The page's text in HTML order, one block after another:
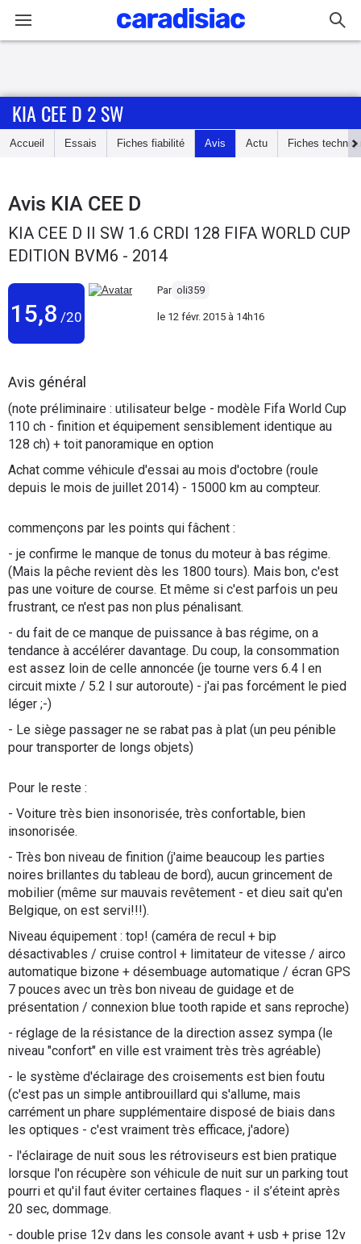
Accueil
Essais
Guide
d'achat
Utilitaires
Flottes
Services
Forum
Moto
Marques
KIA CEE D 2 SW
Accueil Essais Fiches fiabilité Avis Actu Fiches
Avis KIA CEE D
KIA CEE D II SW 1.6 CRDI 128 FIFA WORLD CUP
EDITION BVM6 - 2014
15,8 /20
Par oli359
le 12 févr. 2015 à 14h16
Avis général
(note préliminaire : utilisateur belge - modèle Fifa World Cup
110 ch - finition et équipement sensiblement identique au
128 ch) + toit panoramique en option
Achat comme véhicule d'essai au mois d'octobre (roule
depuis le mois de juillet 2014) - 15000 km au compteur.
commençons par les points qui fâchent :
- je confirme le manque de tonus du moteur à bas régime.
(Mais la pêche revient dès les 1800 tours). Mais bon, c'est
pas une voiture de course. Et même si c'est parfois un peu
frustrant, ce n'est pas non plus pénalisant.
- du fait de ce manque de puissance à bas régime, on a
tendance à accélérer davantage. Du coup, la consommation
est assez loin de celle annoncée (je tourne vers 6.4 l en
circuit mixte / 5.2 l sur autoroute) - j'ai pas forcément le pied
léger ;-)
- Le siège passager ne se rabat pas à plat (un peu pénible
pour transporter de longs objets)
Pour le reste :
- Voiture très bien insonorisée, très confortable, bien
insonorisée.
- Très bon niveau de finition (j'aime beaucoup les parties
noires brillantes du tableau de bord), aucun grincement de
mobilier (même sur mauvais revêtement - et dieu sait qu'en
Belgique, on est servi!!!).
Niveau équipement : top! (caméra de recul + bip
désactivables / cruise control + limitateur de vitesse / airco
automatique bizone + désembuage automatique / écran GPS
7 pouces avec un très bon niveau de guidage et de
présentation / connexion blue tooth rapide et sans reproche)
- réglage de la résistance de la direction assez sympa (le
niveau "confort" en ville est vraiment très très agréable)
- le système d'éclairage des croisements est bien foutu
(c'est pas un simple antibrouillard qui s'allume, mais
carrément un phare supplémentaire disposé de biais dans
les optiques - c'est vraiment très efficace, j'adore)
- l'éclairage de nuit sous les rétroviseurs est bien pratique
lorsque l'on récupère son véhicule de nuit sur un parking tout
pourri et qu'il faut éviter certaines flaques - il s’éteint après
20 sec, dommage.
- double prise 12v dans les console avant + usb + prise 12v